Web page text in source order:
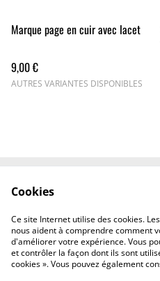
Marque page en cuir avec lacet
9,00 €
AUTRES VARIANTES DISPONIBLES
cookies
Cookies
Ce site Internet utilise des cookies.
nous aident à comprendre comment
d'améliorer votre expérience. Vous
et contrôler la façon dont ils sont
cookies ». Vous pouvez également